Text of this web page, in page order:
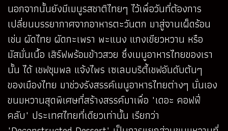
นอกจากนั้นยังมีเมนูรสชาติไทยๆ ไว้เพื่อวันที่ต้องการ
เปลี่ยนบรรยากาศจากอาหารตะวันตก มาสู่จานเผ็ดร้อน
เช่น ผัดไทย ผัดกะเพรา พะแนง แกงเขียวหวาน หรือ
มัสมั่นเนื้อ เสิร์ฟพร้อมข้าวสวย ซึ่งเมนูอาหารไทยของเรา
นั้น ได้ เชฟชุมพล แจ้งไพร เซเลบบริตี้เชฟอันดับต้นๆ
ของเมืองไทย มาช่วงรังสรรค์เมนูอาหารไทยต่างๆ นั่นเอง
ขนมหวานสุดพิเศษที่สร้างสรรค์มาเพื่อ "เดอะ คอฟฟี่
คลับ" ประเทศไทยที่เดียวเท่านั้น เรียกว่า